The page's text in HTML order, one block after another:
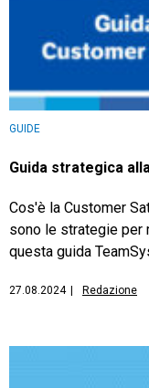
GUIDE
Guida strategica
Cos'è la Customer
sono le strategie per
questa guida
27.08.2024 | Redazione